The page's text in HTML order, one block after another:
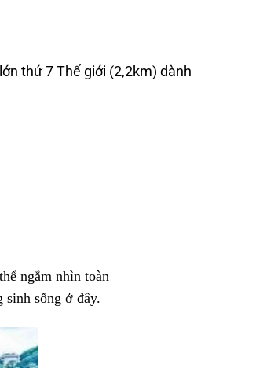
thứ 7 Thế giới (2,2km) dành
ngắm nhìn toàn
sống ở đây.